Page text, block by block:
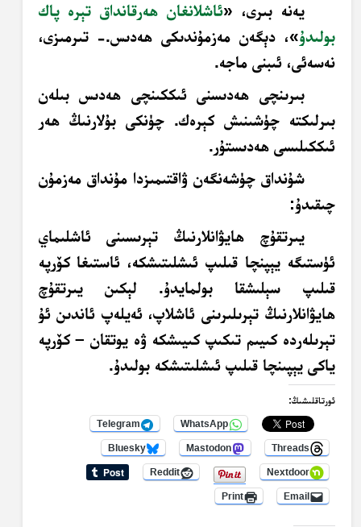
يەنە بىرى، «ئاشلانغان ھەرقانداق تېرە پاك
بولىدۇ»، دېگەن مەزمۇندىكى ھەدىس.- تىرمىزى،
نەسەئى، ئىبنى ماجە.
بىرىنچى ھەدىسنى ئىككىنچى ھەدىس بىلەن
بىرلىكتە چۈشىنىش كېرەك. چۈنكى بۇلارنىڭ ھەر
ئىككىلىسى ھەدىستۇر.
شۇنداق چۈشەنگەن ۋاقتىمىزدا مۇنداق مەزمۇن
چىقىدۇ:
يىرتقۇچ ھايۋانلارنىڭ تېرىسىنى ئاشلىماي
ئۈستىگە يېپنچا قىلىپ ئىشلىتىشكە، ئاستىغا كۆرپە
قىلىپ سېلىشقا بولمايدۇ. لېكىن يىرتقۇچ
ھايۋانلارنىڭ تېرىلىرىنى ئاشلاپ، ئەيلەپ ئاندىن ئۇ
تېرىلەردە كىيىم تىكىپ كىيىشكە ۋە يوتقان – كۆرپە
ياكى يېپىنچا قىلىپ ئىشلىتىشكە بولىدۇ.
ئورتاقلىشىڭ:
WhatsApp
Telegram
Threads
Mastodon
Bluesky
Nextdoor
Reddit
Email
Print